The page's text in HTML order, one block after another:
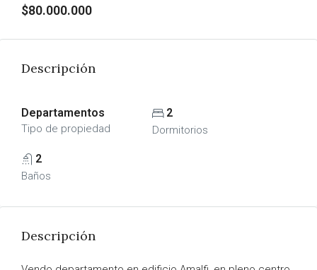
$80.000.000
Descripción
Departamentos
Tipo de propiedad
2
Dormitorios
2
Baños
Descripción